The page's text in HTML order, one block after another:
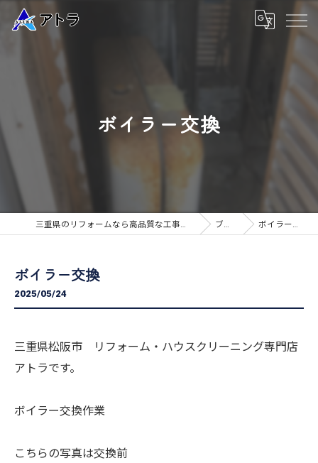
ボイラー交換
三重県のリフォームなら高品質な工事のアトラ ブログ ボイラー交換
ボイラー交換
2025/05/24
三重県松阪市 リフォーム・ハウスクリーニング専門店
アトラです。
ボイラー交換作業
こちらの写真は交換前